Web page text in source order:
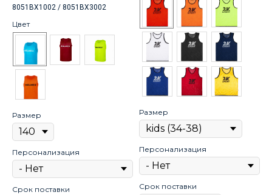
8051BX1002 / 8051BX3002
Цвет
Размер
Персонализация
Срок поставки
Размер
Персонализация
Срок поставки